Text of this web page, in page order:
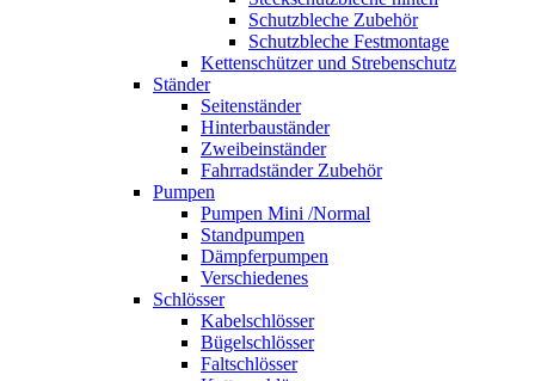
Schutzbleche Zubehör
Schutzbleche Festmontage
Kettenschützer und Strebenschutz
Ständer
Seitenständer
Hinterbauständer
Zweibeinständer
Fahrradständer Zubehör
Pumpen
Pumpen Mini /Normal
Standpumpen
Dämpferpumpen
Verschiedenes
Schlösser
Kabelschlösser
Bügelschlösser
Faltschlösser